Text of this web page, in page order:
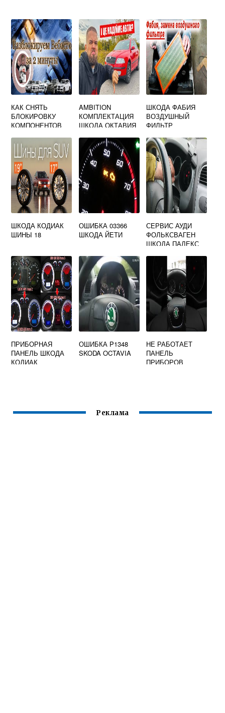
КАК СНЯТЬ
БЛОКИРОВКУ
КОМПОНЕНТОВ
OCTAVIA A7
AMBITION
КОМПЛЕКТАЦИЯ
ШКОДА ОКТАВИЯ
ШКОДА ФАБИЯ
ВОЗДУШНЫЙ
ФИЛЬТР
ШКОДА КОДИАК
ШИНЫ 18
ОШИБКА 03366
ШКОДА ЙЕТИ
СЕРВИС АУДИ
ФОЛЬКСВАГЕН
ШКОДА ПАЛЕКС
ПОСЕЛОК
НОВОИВАНОВСКО
ПРИБОРНАЯ
ПАНЕЛЬ ШКОДА
КОДИАК
ОШИБКА P1348
SKODA OCTAVIA
НЕ РАБОТАЕТ
ПАНЕЛЬ
ПРИБОРОВ
Реклама